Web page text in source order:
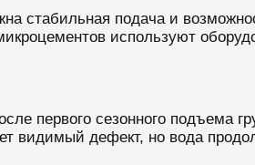
стабильная подача и
используют
первого сезонного подъема
видимый дефект, но вода